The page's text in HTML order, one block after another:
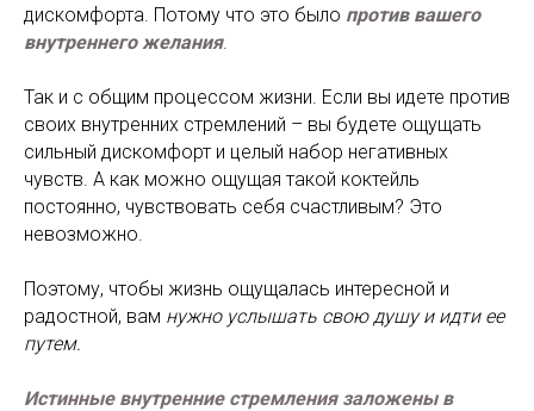
дискомфорта. Потому что это было против вашего
внутреннего желания.
Так и с общим процессом жизни. Если вы идете против
своих внутренних стремлений – вы будете ощущать
сильный дискомфорт и целый набор негативных
чувств. А как можно ощущая такой коктейль
постоянно, чувствовать себя счастливым? Это
невозможно.
Поэтому, чтобы жизнь ощущалась интересной и
радостной, вам нужно услышать свою душу и идти ее
путем.
Истинные внутренние стремления заложены в